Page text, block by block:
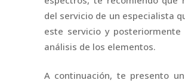
del servicio de un especialista
este servicio y posteriormente
análisis de los elementos.
A continuación, te presento